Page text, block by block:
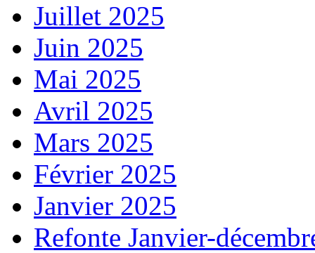
Juillet 2025
Juin 2025
Mai 2025
Avril 2025
Mars 2025
Février 2025
Janvier 2025
Refonte Janvier-